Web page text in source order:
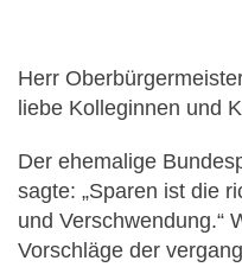
Herr
liebe Kolleginnen und
Der ehemalige
sagte: „Sparen ist die
und Verschwendung.“
Vorschläge der